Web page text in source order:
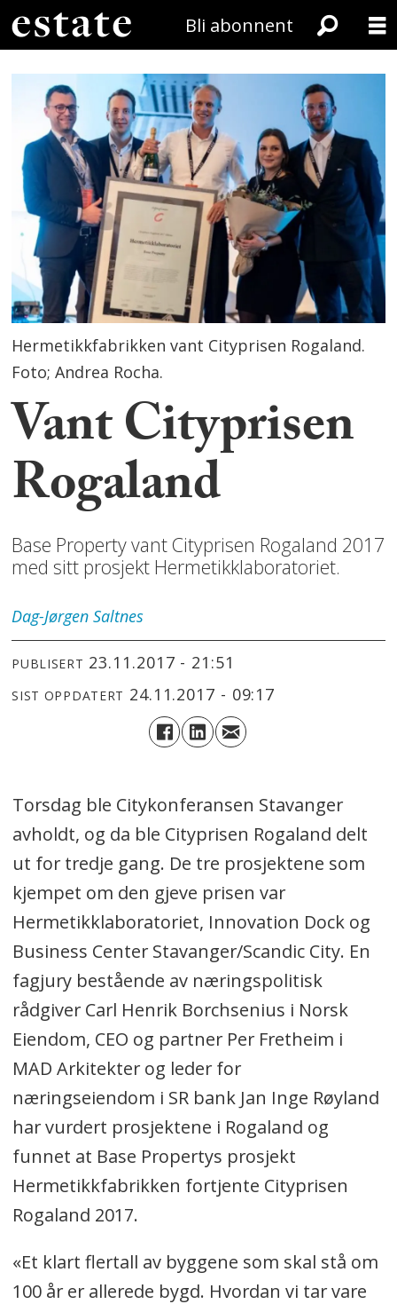
Bli abonnent
Hermetikkfabrikken vant Cityprisen Rogaland.
Foto; Andrea Rocha.
Vant Cityprisen
Rogaland
Base Property vant Cityprisen Rogaland 2017
med sitt prosjekt Hermetikklaboratoriet.
Dag-Jørgen Saltnes
PUBLISERT 23.11.2017 - 21:51
SIST OPPDATERT 24.11.2017 - 09:17
Torsdag ble Citykonferansen Stavanger
avholdt, og da ble Cityprisen Rogaland delt
ut for tredje gang. De tre prosjektene som
kjempet om den gjeve prisen var
Hermetikklaboratoriet, Innovation Dock og
Business Center Stavanger/Scandic City. En
fagjury bestående av næringspolitisk
rådgiver Carl Henrik Borchsenius i Norsk
Eiendom, CEO og partner Per Fretheim i
MAD Arkitekter og leder for
næringseiendom i SR bank Jan Inge Røyland
har vurdert prosjektene i Rogaland og
funnet at Base Propertys prosjekt
Hermetikkfabrikken fortjente Cityprisen
Rogaland 2017.
«Et klart flertall av byggene som skal stå om
100 år er allerede bygd. Hvordan vi tar vare